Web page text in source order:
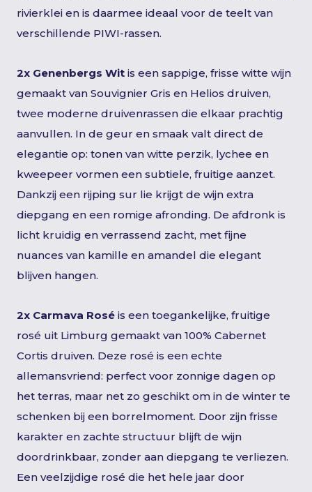
rivierklei en is daarmee ideaal voor de teelt van
verschillende PIWI-rassen.
2x Genenbergs Wit is een sappige, frisse witte wijn
gemaakt van Souvignier Gris en Helios druiven,
twee moderne druivenrassen die elkaar prachtig
aanvullen. In de geur en smaak valt direct de
elegantie op: tonen van witte perzik, lychee en
kweepeer vormen een subtiele, fruitige aanzet.
Dankzij een rijping sur lie krijgt de wijn extra
diepgang en een romige afronding. De afdronk is
licht kruidig en verrassend zacht, met fijne
nuances van kamille en amandel die elegant
blijven hangen.
2x Carmava Rosé is een toegankelijke, fruitige
rosé uit Limburg gemaakt van 100% Cabernet
Cortis druiven. Deze rosé is een echte
allemansvriend: perfect voor zonnige dagen op
het terras, maar net zo geschikt om in de winter te
schenken bij een borrelmoment. Door zijn frisse
karakter en zachte structuur blijft de wijn
doordrinkbaar, zonder aan diepgang te verliezen.
Een veelzijdige rosé die het hele jaar door